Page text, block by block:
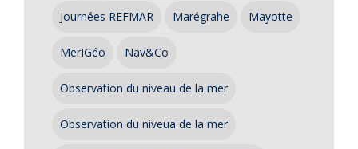
Journées REFMAR Marégrahe Mayotte
MerIGéo Nav&Co
Observation du niveau de la mer
Observation du niveua de la mer